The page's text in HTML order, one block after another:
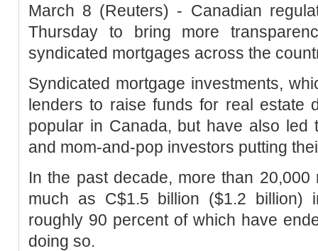
March 8 (Reuters) - Canadian
Thursday to bring more
syndicated mortgages across the
Syndicated mortgage investments,
lenders to raise funds for real estate
popular in Canada, but have also led
and mom-and-pop investors putting
In the past decade, more than
much as C$1.5 billion ($1.2 billion)
roughly 90 percent of which have
doing so.